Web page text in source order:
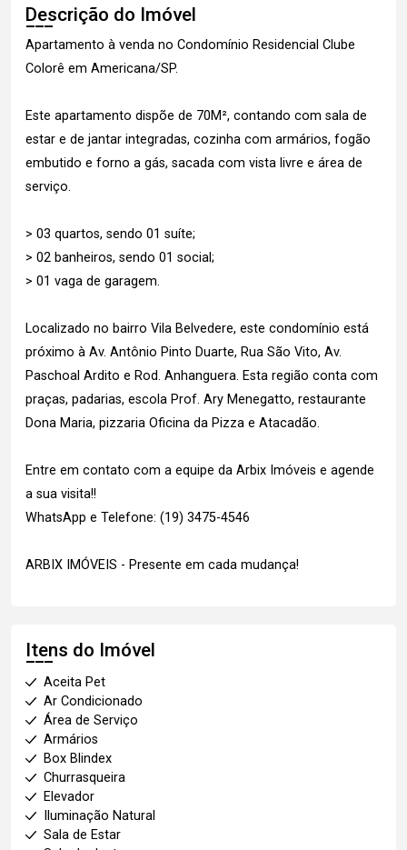
Descrição do Imóvel
Apartamento à venda no Condomínio Residencial Clube
Colorê em Americana/SP.
Este apartamento dispõe de 70M², contando com sala de
estar e de jantar integradas, cozinha com armários, fogão
embutido e forno a gás, sacada com vista livre e área de
serviço.
> 03 quartos, sendo 01 suíte;
> 02 banheiros, sendo 01 social;
> 01 vaga de garagem.
Localizado no bairro Vila Belvedere, este condomínio está
próximo à Av. Antônio Pinto Duarte, Rua São Vito, Av.
Paschoal Ardito e Rod. Anhanguera. Esta região conta com
praças, padarias, escola Prof. Ary Menegatto, restaurante
Dona Maria, pizzaria Oficina da Pizza e Atacadão.
Entre em contato com a equipe da Arbix Imóveis e agende
a sua visita!!
WhatsApp e Telefone: (19) 3475-4546
ARBIX IMÓVEIS - Presente em cada mudança!
Itens do Imóvel
Aceita Pet
Ar Condicionado
Área de Serviço
Armários
Box Blindex
Churrasqueira
Elevador
Iluminação Natural
Sala de Estar